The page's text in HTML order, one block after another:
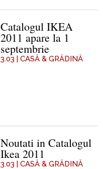
Catalogul IKEA
2011 apare la 1
septembrie
3.03 | CASĂ & GRĂDINĂ
Noutati in Catalogul
Ikea 2011
3.03 | CASĂ & GRĂDINĂ